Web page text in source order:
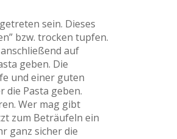
sein. Dieses
bzw. trocken tupfen.
auf
geben. Die
und einer guten
die Pasta geben.
Wer mag gibt
zum Beträufeln ein
ganz sicher die